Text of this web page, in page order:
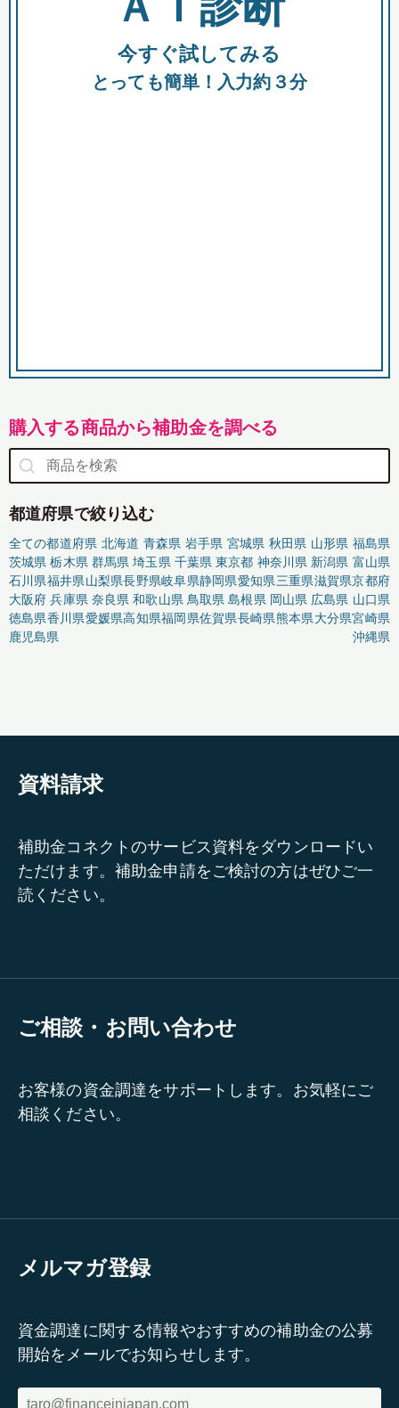
今すぐ試してみる
とっても簡単！入力約３分
購入する商品から補助金を調べる
都道府県で絞り込む
全ての都道府県 北海道 青森県 岩手県 宮城県 秋田県 山形県 福島県
茨城県 栃木県 群馬県 埼玉県 千葉県 東京都 神奈川県 新潟県 富山県
石川県福井県山梨県長野県岐阜県静岡県愛知県三重県滋賀県京都府
大阪府 兵庫県 奈良県 和歌山県 鳥取県 島根県 岡山県 広島県 山口県
徳島県香川県愛媛県高知県福岡県佐賀県長崎県熊本県大分県宮崎県
鹿児島県
沖縄県
資料請求
補助金コネクトのサービス資料をダウンロードい
ただけます。補助金申請をご検討の方はぜひご一
読ください。
ご相談・お問い合わせ
お客様の資金調達をサポートします。お気軽にご
相談ください。
メルマガ登録
資金調達に関する情報やおすすめの補助金の公募
開始をメールでお知らせします。